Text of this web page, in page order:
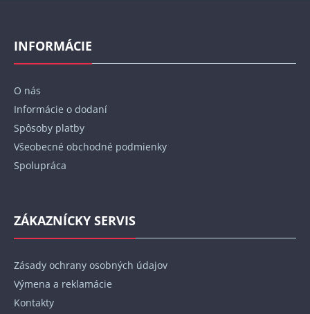
INFORMÁCIE
O nás
Informácie o dodaní
Spôsoby platby
Všeobecné obchodné podmienky
Spolupráca
ZÁKAZNÍCKY SERVIS
Zásady ochrany osobných údajov
Výmena a reklamácie
Kontakty